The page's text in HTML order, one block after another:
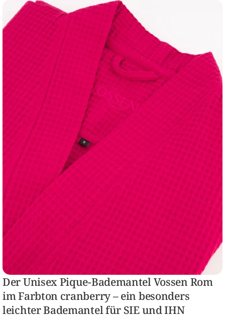
Der Unisex Pique-Bademantel Vossen Rom
im Farbton cranberry – ein besonders
leichter Bademantel für SIE und IHN